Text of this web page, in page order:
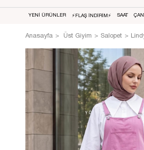
YENİ ÜRÜNLER ⚡FLAŞ İNDİRİM⚡ SAAT
Anasayfa Üst Giyim Salopet